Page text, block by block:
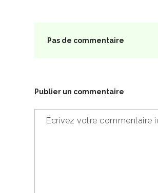
Pas de commentaire
Publier un commentaire